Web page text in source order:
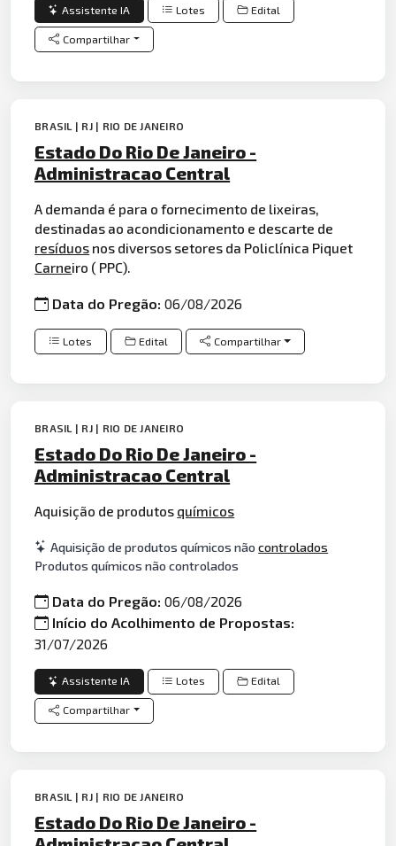
Assistente IA Lotes Edital
Compartilhar
BRASIL | RJ | RIO DE JANEIRO
Estado Do Rio De Janeiro -
Administracao Central
A demanda é para o fornecimento de lixeiras,
destinadas ao acondicionamento e descarte de
resíduos nos diversos setores da Policlínica Piquet
Carneiro ( PPC).
Data do Pregão:06/08/2026
Lotes Edital Compartilhar
BRASIL | RJ | RIO DE JANEIRO
Estado Do Rio De Janeiro -
Administracao Central
Aquisição de produtos químicos
Aquisição de produtos químicos nãocontrolados
Produtos químicos não controlados
Data do Pregão:06/08/2026
Início do Acolhimento de Propostas:
31/07/2026
Assistente IA Lotes Edital
Compartilhar
BRASIL | RJ | RIO DE JANEIRO
Estado Do Rio De Janeiro -